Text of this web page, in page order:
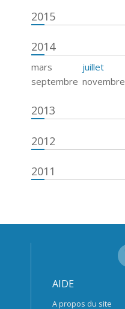
2015
2014
mars juillet
septembre novembre
2013
2012
2011
AIDE
A propos du site